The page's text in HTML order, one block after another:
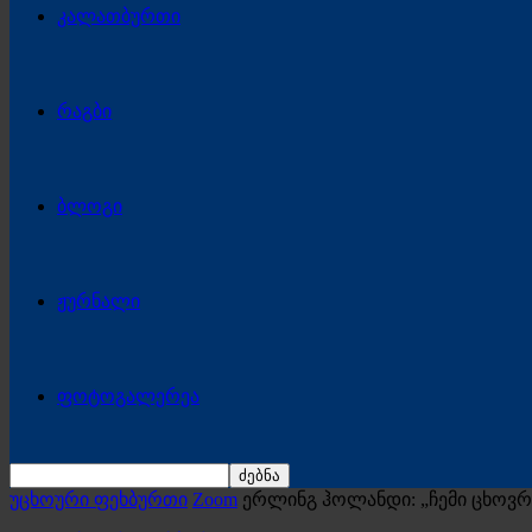
კალათბურთი
რაგბი
ბლოგი
ჟურნალი
ფოტოგალერეა
უცხოური ფეხბურთი Zoom ერლინგ ჰოლანდი: „ჩემი